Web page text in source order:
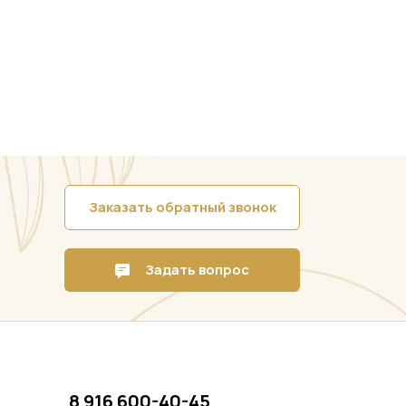
Заказать обратный звонок
Задать вопрос
8 916 600-40-45